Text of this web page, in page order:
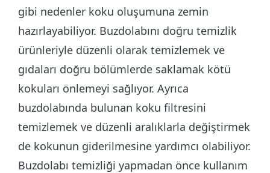
gibi nedenler koku oluşumuna zemin
hazırlayabiliyor. Buzdolabını doğru temizlik
ürünleriyle düzenli olarak temizlemek ve
gıdaları doğru bölümlerde saklamak kötü
kokuları önlemeyi sağlıyor. Ayrıca
buzdolabında bulunan koku filtresini
temizlemek ve düzenli aralıklarla değiştirmek
de kokunun giderilmesine yardımcı olabiliyor.
Buzdolabı temizliği yapmadan önce kullanım